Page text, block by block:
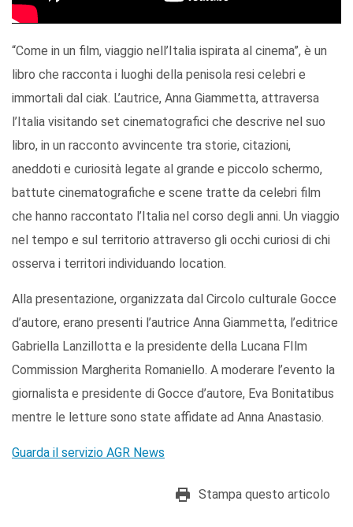
“Come in un film, viaggio nell’Italia ispirata al cinema”, è un
libro che racconta i luoghi della penisola resi celebri e
immortali dal ciak. L’autrice, Anna Giammetta, attraversa
l’Italia visitando set cinematografici che descrive nel suo
libro, in un racconto avvincente tra storie, citazioni,
aneddoti e curiosità legate al grande e piccolo schermo,
battute cinematografiche e scene tratte da celebri film
che hanno raccontato l’Italia nel corso degli anni. Un viaggio
nel tempo e sul territorio attraverso gli occhi curiosi di chi
osserva i territori individuando location.
Alla presentazione, organizzata dal Circolo culturale Gocce
d’autore, erano presenti l’autrice Anna Giammetta, l’editrice
Gabriella Lanzillotta e la presidente della Lucana FIlm
Commission Margherita Romaniello. A moderare l’evento la
giornalista e presidente di Gocce d’autore, Eva Bonitatibus
mentre le letture sono state affidate ad Anna Anastasio.
Guarda il servizio AGR News
Stampa questo articolo